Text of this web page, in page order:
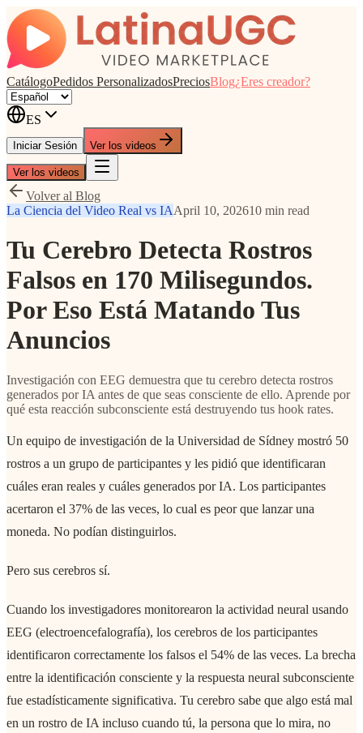
CatálogoPedidos PersonalizadosPreciosBlog¿Eres creador?
ES
Iniciar Sesión Ver los videos
Ver los videos
Volver al Blog
La Ciencia del Video Real vs IAApril 10, 202610 min read
Tu Cerebro Detecta Rostros
Falsos en 170 Milisegundos.
Por Eso Está Matando Tus
Anuncios
Investigación con EEG demuestra que tu cerebro detecta rostros
generados por IA antes de que seas consciente de ello. Aprende por
qué esta reacción subconsciente está destruyendo tus hook rates.
Un equipo de investigación de la Universidad de Sídney mostró 50
rostros a un grupo de participantes y les pidió que identificaran
cuáles eran reales y cuáles generados por IA. Los participantes
acertaron el 37% de las veces, lo cual es peor que lanzar una
moneda. No podían distinguirlos.
Pero sus cerebros sí.
Cuando los investigadores monitorearon la actividad neural usando
EEG (electroencefalografía), los cerebros de los participantes
identificaron correctamente los falsos el 54% de las veces. La brecha
entre la identificación consciente y la respuesta neural subconsciente
fue estadísticamente significativa. Tu cerebro sabe que algo está mal
en un rostro de IA incluso cuando tú, la persona que lo mira, no